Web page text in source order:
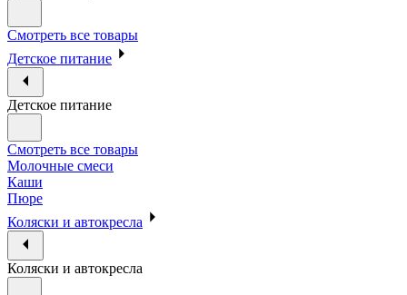
Смотреть все товары
Детское питание
Детское питание
Смотреть все товары
Молочные смеси
Каши
Пюре
Коляски и автокресла
Коляски и автокресла